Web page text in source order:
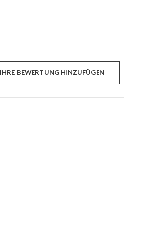
IHRE BEWERTUNG HINZUFÜGEN